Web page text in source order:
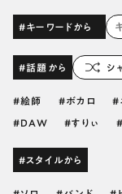
#キーワードから
#話題から シ
絵師 ボカロ
DAW すりぃ
#スタイルから